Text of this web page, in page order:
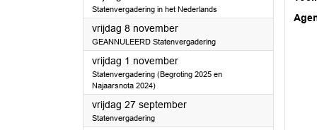
Statenvergadering in het Nederlands
vrijdag 8 november2024
GEANNULEERD Statenvergadering
vrijdag 1 november2024
Statenvergadering (Begroting 2025 en
Najaarsnota 2024)
vrijdag 27 september2024
Statenvergadering